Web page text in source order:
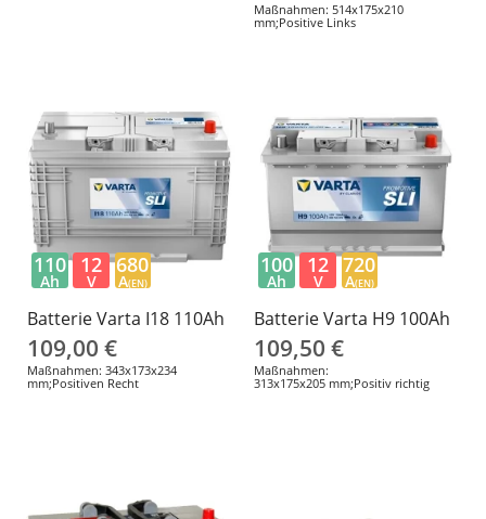
Maßnahmen: 514x175x210
mm;Positive Links
Batterie Varta I18 110Ah
109,00 €
Maßnahmen: 343x173x234
mm;Positiven Recht
110
Ah
12
V
680
A(EN)
Batterie Varta H9 100Ah
109,50 €
Maßnahmen:
313x175x205 mm;Positiv richtig
100
Ah
12
V
720
A(EN)